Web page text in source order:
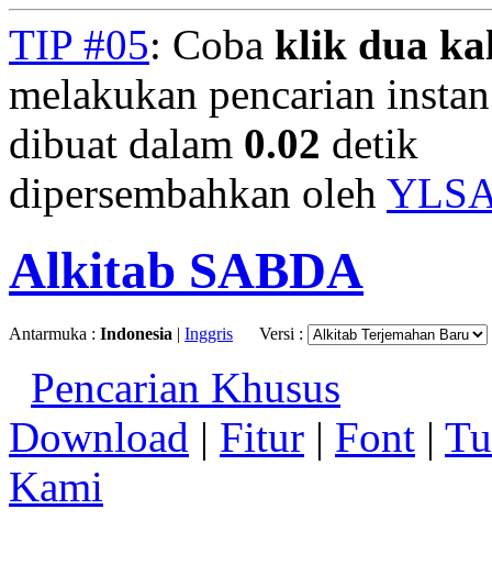
TIP #05: Coba klik dua
melakukan pencarian
dibuat dalam 0.02 detik
dipersembahkan oleh
Alkitab SABDA
Antarmuka : Indonesia | Inggris Versi :
Pencarian Khusus
Download | Fitur | Font |
Kami